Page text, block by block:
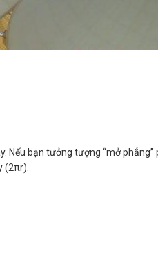
Nếu bạn tưởng tượng “mở phẳng”
(2πr).